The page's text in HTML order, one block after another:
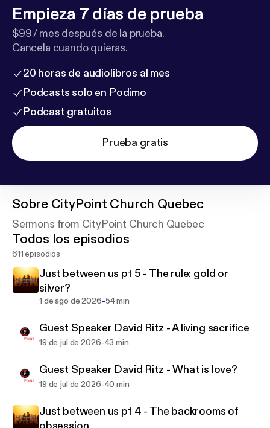
Empieza 7 días de prueba
$99 / mes después de la prueba.
Cancela cuando quieras.
20 horas de audiolibros al mes
Podcasts solo en Podimo
Podcast gratuitos
Prueba gratis
Sobre CityPoint Church Quebec
Sermons from CityPoint Church Quebec
Todos los episodios
611 episodios
Just between us pt 5 - The rule: gold or
silver?
1 de ago de 2026-54 min
Guest Speaker David Ritz - A living sacrifice
19 de jul de 2026-43 min
Guest Speaker David Ritz - What is love?
19 de jul de 2026-40 min
Just between us pt 4 - The backrooms of